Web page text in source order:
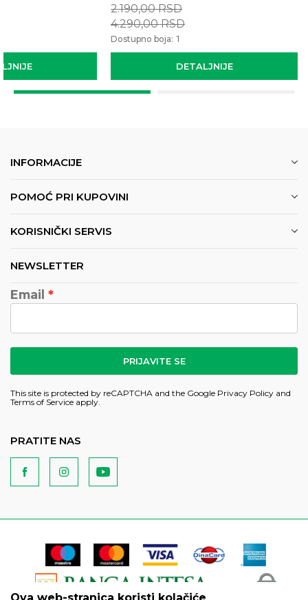
DETALJNIJE
2.190,00RSD
4.290,00RSD
Dostupno boja: 1
INFORMACIJE
POMOĆ PRI KUPOVINI
KORISNIČKI SERVIS
NEWSLETTER
Email
PRIJAVITE SE
This site is protected by reCAPTCHA and the Google Privacy Policy and
Terms of Service apply.
PRATITE NAS